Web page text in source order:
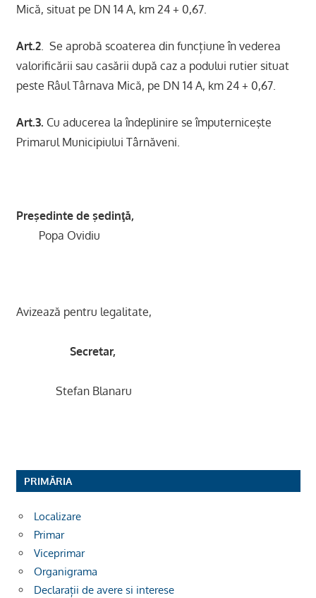
Mică, situat pe DN 14 A, km 24 + 0,67.
Art.2. Se aprobă scoaterea din funcțiune în vederea
valorificării sau casării după caz a podului rutier situat
peste Râul Târnava Mică, pe DN 14 A, km 24 + 0,67.
Art.3. Cu aducerea la îndeplinire se împuterniceşte
Primarul Municipiului Târnăveni.
Preşedinte de şedinţă,
Popa Ovidiu
Avizează pentru legalitate,
Secretar,
Stefan Blanaru
PRIMĂRIA
Localizare
Primar
Viceprimar
Organigrama
Declarații de avere si interese